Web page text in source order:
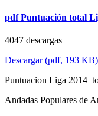
pdf Puntuación total
4047 descargas
Descargar(pdf, 193 KB)
Puntuacion Liga
Andadas Populares de